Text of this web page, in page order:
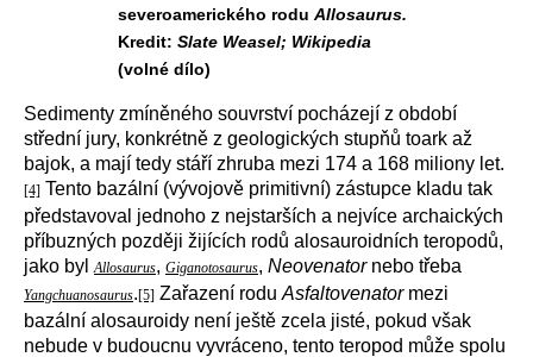
severoamerického rodu Allosaurus.
Kredit: Slate Weasel; Wikipedia
(volné dílo)
Sedimenty zmíněného souvrství pocházejí z období
střední jury, konkrétně z geologických stupňů toark až
bajok, a mají tedy stáří zhruba mezi 174 a 168 miliony let.
[4] Tento bazální (vývojově primitivní) zástupce kladu tak
představoval jednoho z nejstarších a nejvíce archaických
příbuzných později žijících rodů alosauroidních teropodů,
jako byl Allosaurus, Giganotosaurus, Neovenator nebo třeba
Yangchuanosaurus.[5] Zařazení rodu Asfaltovenator mezi
bazální alosauroidy není ještě zcela jisté, pokud však
nebude v budoucnu vyvráceno, tento teropod může spolu